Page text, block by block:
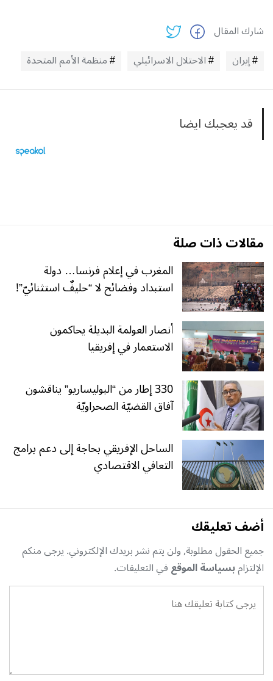
شارك المقال
إيران
الاحتلال الاسرائيلي منظمة الأمم المتحدة
قد يعجبك ايضا
مقالات ذات صلة
المغرب في إعلام فرنسا… دولة
استبداد وفضائح لا “حليفٌ استثنائيّ”!
أنصار العولمة البديلة يحاكمون
الاستعمار في إفريقيا
330 إطار من “البوليساريو” يناقشون
آفاق القضيّة الصحراويّة
الساحل الإفريقي بحاجة إلى دعم برامج
التعافي الاقتصادي
أضف تعليقك
جميع الحقول مطلوبة, ولن يتم نشر بريدك الإلكتروني. يرجى منكم
الإلتزامبسياسة الموقعفي التعليقات.